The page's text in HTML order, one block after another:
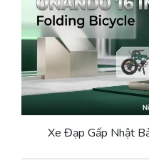
Xe Đạp Gấp Nhật